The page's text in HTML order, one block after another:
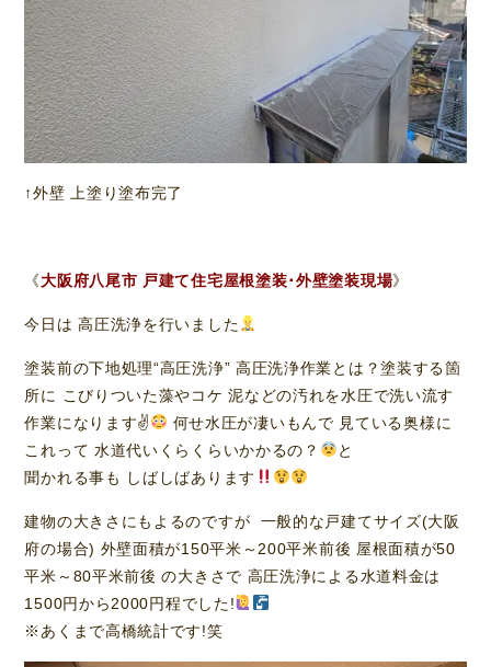
↑外壁 上塗り塗布完了
《大阪府八尾市 戸建て住宅屋根塗装･外壁塗装現場》
今日は 高圧洗浄を行いました
塗装前の下地処理“高圧洗浄” 高圧洗浄作業とは？塗装する箇
所に こびりついた藻やコケ 泥などの汚れを水圧で洗い流す
作業になります✌
何せ水圧が凄いもんで 見ている奥様に
これって 水道代いくらくらいかかるの？
と
聞かれる事も しばしばあります
建物の大きさにもよるのですが 一般的な戸建てサイズ(大阪
府の場合) 外壁面積が150平米～200平米前後 屋根面積が50
平米～80平米前後 の大きさで 高圧洗浄による水道料金は
1500円から2000円程でした!
※あくまで高橋統計です!笑